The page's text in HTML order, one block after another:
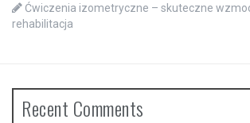
Ćwiczenia izometryczne – skuteczne
rehabilitacja
Recent Comments